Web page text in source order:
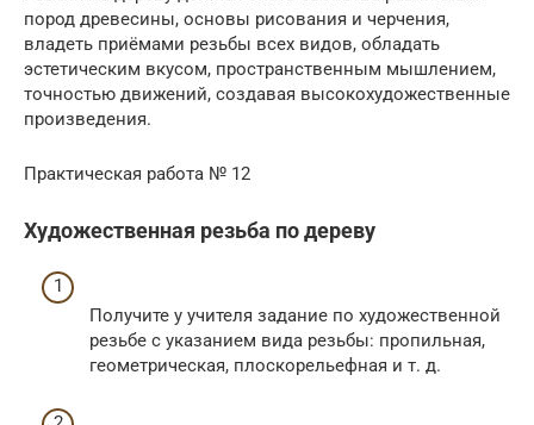
пород древесины, основы рисования и черчения,
владеть приёмами резьбы всех видов, обладать
эстетическим вкусом, пространственным мышлением,
точностью движений, создавая высокохудожественные
произведения.
Практическая работа № 12
Художественная резьба по дереву
Получите у учителя задание по художественной
резьбе с указанием вида резьбы: пропильная,
геометрическая, плоскорельефная и т. д.